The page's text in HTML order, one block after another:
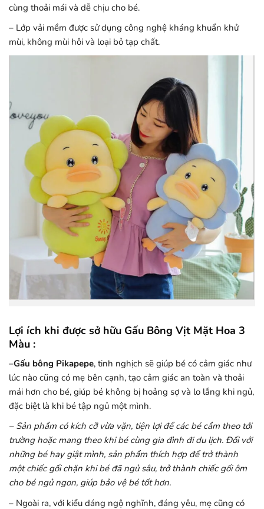
cùng thoải mái và dễ chịu cho bé.
– Lớp vải mềm được sử dụng công nghệ kháng khuẩn khử
mùi, không mùi hôi và loại bỏ tạp chất.
Lợi ích khi được sở hữu Gấu Bông Vịt Mặt Hoa 3
Màu :
–Gấu bông Pikapepe, tinh nghịch sẽ giúp bé có cảm giác như
lúc nào cũng có mẹ bên cạnh, tạo cảm giác an toàn và thoải
mái hơn cho bé, giúp bé không bị hoảng sợ và lo lắng khi ngủ,
đặc biệt là khi bé tập ngủ một mình.
– Sản phẩm có kích cỡ vừa vặn, tiện lợi để các bé cầm theo tới
trường hoặc mang theo khi bé cùng gia đình đi du lịch. Đối với
những bé hay giật mình, sản phẩm thích hợp để trở thành
một chiếc gối chặn khi bé đã ngủ sâu, trở thành chiếc gối ôm
cho bé ngủ ngon, giúp bảo vệ bé tốt hơn.
– Ngoài ra, với kiểu dáng ngộ nghĩnh, đáng yêu, mẹ cũng có